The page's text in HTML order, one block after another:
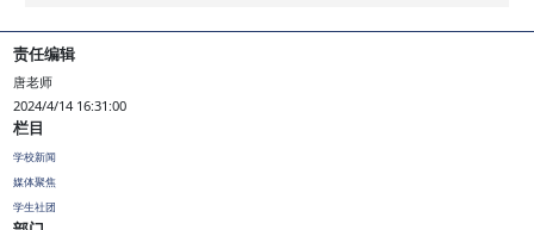
招
聘
友
汇
责任编辑
唐老师
2024/4/14 16:31:00
栏目
学校新闻
媒体聚焦
学生社团